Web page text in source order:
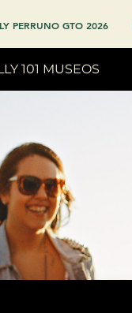
PERRUNO GTO 2026
101 MUSEOS